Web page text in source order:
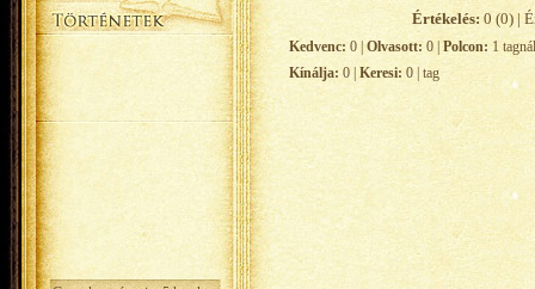
Értékelés: 0 (0) |
Kedvenc: 0 | Olvasott: 0 | Polcon: 1 tagnál
Kínálja: 0 | Keresi: 0 | tag